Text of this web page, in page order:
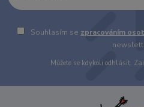
Souhlasím se zpracováním
Můžete se kdykoli odhlásit.